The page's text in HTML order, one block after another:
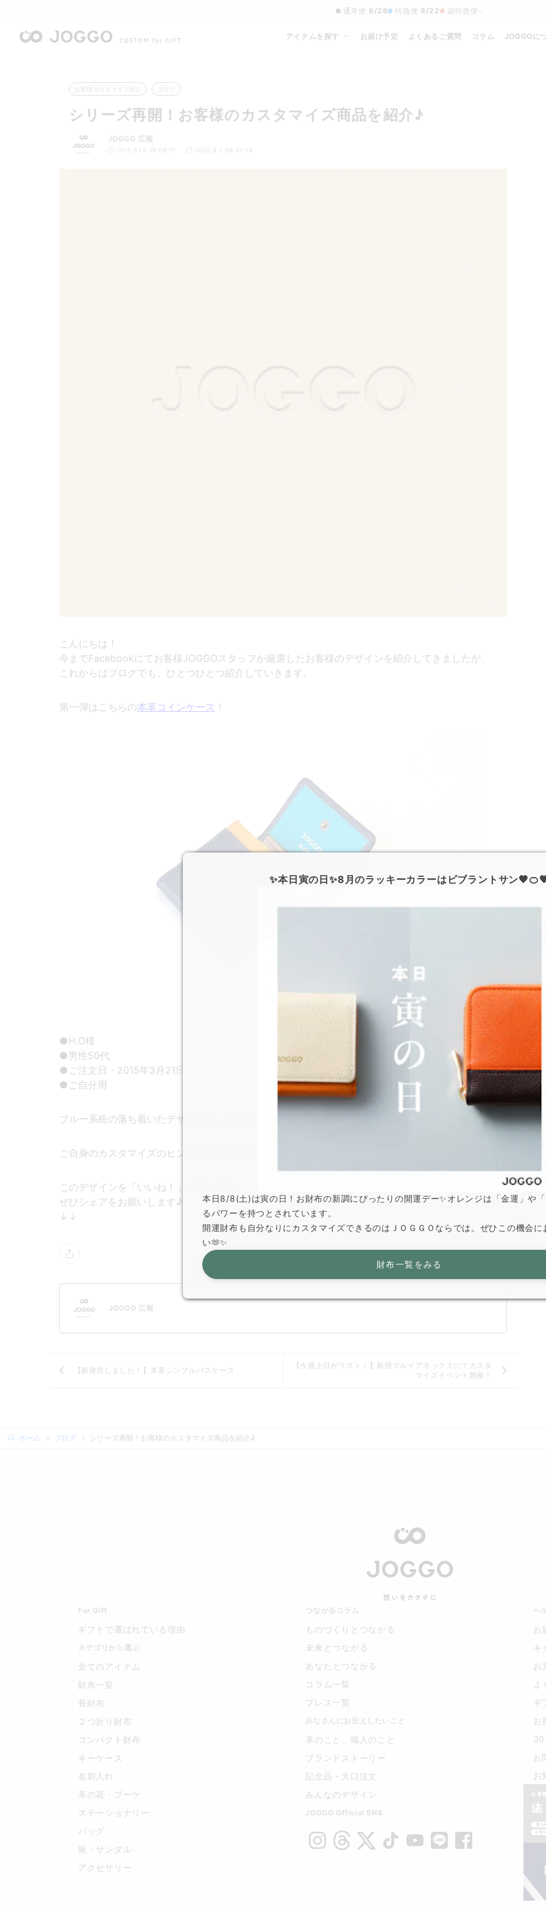
通常便 8/28 特急便 8/22 超特急便−
アイテムを探す お届け予定 よくあるご質問 コラム JOGGOに
お客様カスタマイズ紹介 ブログ
シリーズ再開！お客様のカスタマイズ商品を紹介♪
JOGGO 広報
2015.6.18 09:08:07 2026.8.7 08:33:14
こんにちは！
今までFacebookにてお客様JOGGOスタッフが厳選したお客様のデザインを紹介してきましたが、
これからはブログでも、ひとつひとつ紹介していきます。
第一弾はこちらの本革コインケース ！
●H.O様
●男性50代
●ご注文日・2015年3月21日
●ご自分用
ブルー系統の落ち着いたデザインに、イエローのさし色がきいています！
ご自身のカスタマイズのヒントにしてみてください♪
このデザインを「いいね！」と思ったら、
ぜひシェアをお願いします♪
↓↓
JOGGO 広報
【新発売しました！】本革シンプルパスケース
【今週土日がラスト！】新宿マルイアネックスにてカスタ
マイズイベント開催！
ホーム ブログ シリーズ再開！お客様のカスタマイズ商品を紹介♪
For Gift
ギフトで選ばれている理由
カテゴリから選ぶ
全てのアイテム
財布一覧
長財布
２つ折り財布
コンパクト財布
キーケース
名刺入れ
革の花・ブーケ
ステーショナリー
バッグ
靴・サンダル
アクセサリー
つながるコラム
ものづくりとつながる
未来とつながる
あなたとつながる
コラム一覧
プレス一覧
みなさんにお伝えしたいこと
革のこと、職人のこと
ブランドストーリー
記念品・大口注文
みんなのデザイン
JOGGO Official SNS
ヘ
お
キ
お
よ
ギ
お
30
お
お
✨本日寅の日✨8月のラッキーカラーはビブラントサン
本日8/8(土)は寅の日！お財布の新調にぴったりの開運デー✨オレンジは「金運」や
るパワーを持つとされています。
開運財布も自分なりにカスタマイズできるのはＪＯＧＧＯならでは。ぜひこの機会
い🫶✨
財布一覧をみる